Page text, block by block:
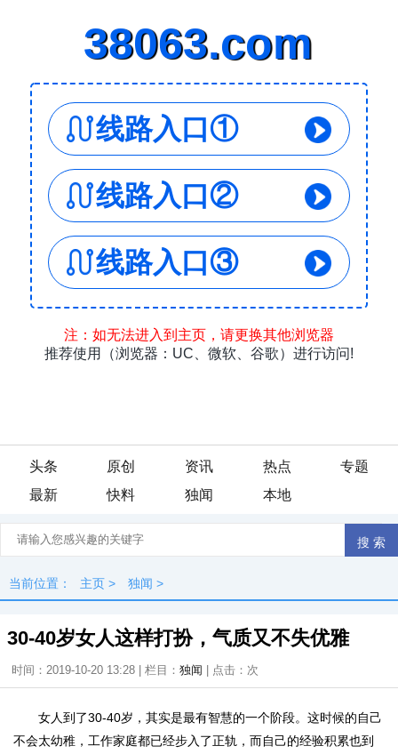
头条 原创 资讯 热点
专题
最新
快料 独闻 本地
当前位置： 主页 > 独闻 >
30-40岁女人这样打扮，气质又不失优雅
时间：2019-10-20 13:28 | 栏目： 独闻 | 点击： 次
女人到了30-40岁，其实是最有智慧的一个阶段。这时候的自己
不会太幼稚，工作家庭都已经步入了正轨，而自己的经验积累也到